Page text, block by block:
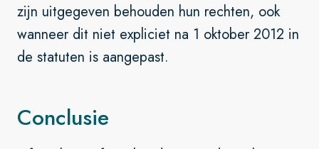
zijn uitgegeven behouden hun rechten, ook
wanneer dit niet expliciet na 1 oktober 2012 in
de statuten is aangepast.
Conclusie